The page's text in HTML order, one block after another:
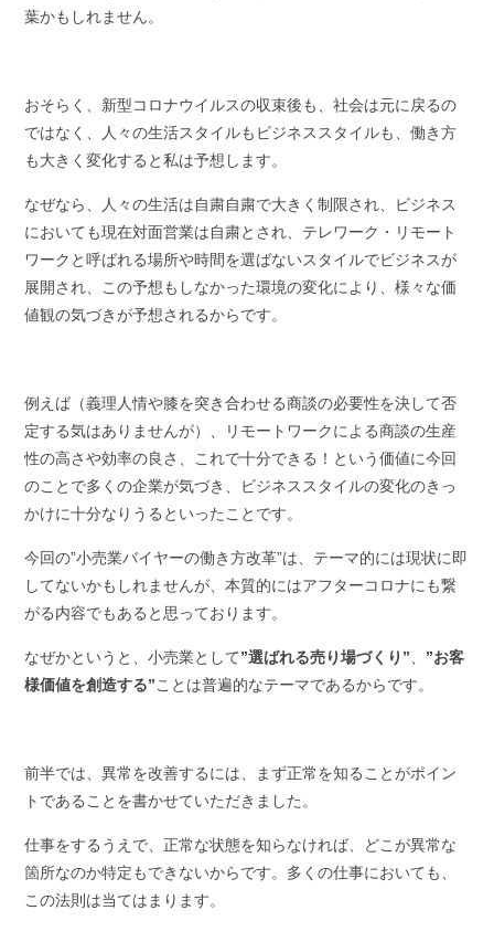
葉かもしれません。
おそらく、新型コロナウイルスの収束後も、社会は元に戻るの
ではなく、人々の生活スタイルもビジネススタイルも、働き方
も大きく変化すると私は予想します。
なぜなら、人々の生活は自粛自粛で大きく制限され、ビジネス
においても現在対面営業は自粛とされ、テレワーク・リモート
ワークと呼ばれる場所や時間を選ばないスタイルでビジネスが
展開され、この予想もしなかった環境の変化により、様々な価
値観の気づきが予想されるからです。
例えば（義理人情や膝を突き合わせる商談の必要性を決して否
定する気はありませんが）、リモートワークによる商談の生産
性の高さや効率の良さ、これで十分できる！という価値に今回
のことで多くの企業が気づき、ビジネススタイルの変化のきっ
かけに十分なりうるといったことです。
今回の”小売業バイヤーの働き方改革”は、テーマ的には現状に即
してないかもしれませんが、本質的にはアフターコロナにも繋
がる内容でもあると思っております。
なぜかというと、小売業として”選ばれる売り場づくり”、 ”お客
様価値を創造する”ことは普遍的なテーマであるからです。
前半では、異常を改善するには、まず正常を知ることがポイン
トであることを書かせていただきました。
仕事をするうえで、正常な状態を知らなければ、どこが異常な
箇所なのか特定もできないからです。多くの仕事においても、
この法則は当てはまります。